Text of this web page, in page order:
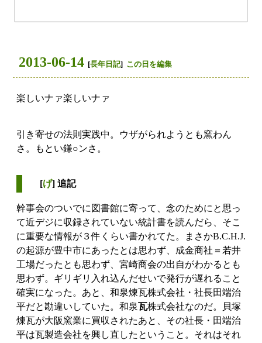
2013-06-14 [長年日記] この日を編集
楽しいナァ楽しいナァ
引き寄せの法則実践中。ウザがられようとも窯わん
さ。もとい鎌○ンさ。
[げ] 追記
幹事会のついでに図書館に寄って、念のためにと思っ
て近デジに収録されていない統計書を読んだら、そこ
に重要な情報が３件くらい書かれてた。まさかB.C.H.J.
の起源が豊中市にあったとは思わず、成金商社＝若井
工場だったとも思わず、宮崎商会の出自がわかるとも
思わず。ギリギリ入れ込んだせいで発行が遅れること
確実になった。あと、和泉煉瓦株式会社・社長田端治
平だと勘違いしていた。和泉瓦株式会社なのだ。貝塚
煉瓦が大阪窯業に買収されたあと、その社長・田端治
平は瓦製造会社を興し直したということ。それはそれ